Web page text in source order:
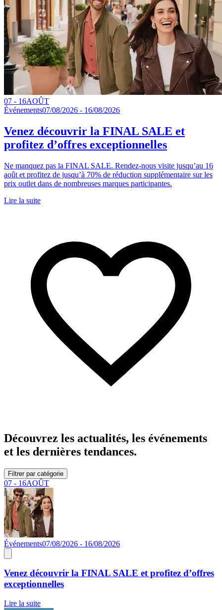
07 - 16AOÛT
Événements07/08/2026 - 16/08/2026
Venez découvrir la FINAL SALE et
profitez d’offres exceptionnelles
Ne manquez pas la FINAL SALE. Rendez-nous visite jusqu’au 16
août et profitez de jusqu’à 70% de réduction supplémentaire sur les
prix outlet dans de nombreuses marques participantes.
Lire la suite
Découvrez les actualités, les événements
et les dernières tendances.
Filtrer par catégorie
07 - 16AOÛT
Événements07/08/2026 - 16/08/2026
Venez découvrir la FINAL SALE et profitez d’offres
exceptionnelles
Lire la suite